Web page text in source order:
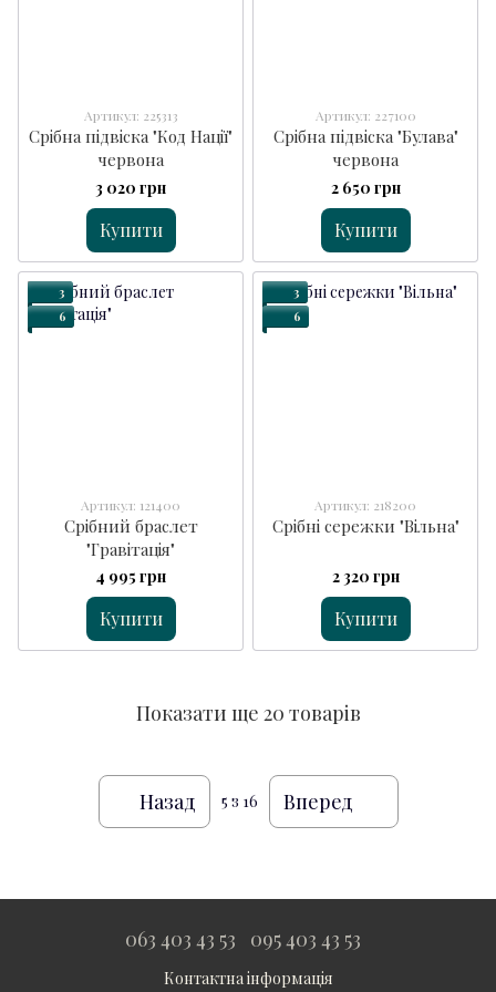
Артикул: 225313
Срібна підвіска "Код Нації"
червона
3 020 грн
Купити
Артикул: 227100
Срібна підвіска "Булава"
червона
2 650 грн
Купити
3
6
Артикул: 121400
Срібний браслет
"Гравітація"
4 995 грн
Купити
3
6
Артикул: 218200
Срібні сережки "Вільна"
2 320 грн
Купити
Показати ще 20 товарів
Назад 5 з 16 Вперед
063 403 43 53 095 403 43 53
Контактна інформація